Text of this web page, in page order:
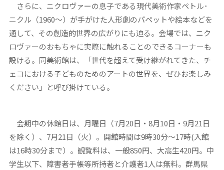
さらに、ニクロヴァーの息子である現代美術作家ペトル･
ニクル（1960～）が手がけた人形劇のパペットや絵本などを
通して、その創造的世界の広がりにも迫る。会場では、ニク
ロヴァーのおもちゃに実際に触れることのできるコーナーも
設ける。同美術館は、「世代を超えて受け継がれてきた、チ
ェコにおける子どものためのアートの世界を、ぜひお楽しみ
ください」と呼び掛けている。
会期中の休館日は、月曜日（7月20日・8月10日・9月21日
を除く）、7月21日（火）。開館時間は9時30分～17時(入館
は16時30分まで）。観覧料は、一般850円、大高生420円。中
学生以下、障害者手帳等所持者と介護者1人は無料。群馬県